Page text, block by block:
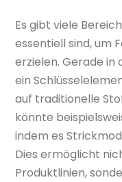
Es gibt viele
essentiell sind, um
erzielen. Gerade
ein
auf traditionelle
könnte
indem es
Dies ermöglicht
Produktlinien,